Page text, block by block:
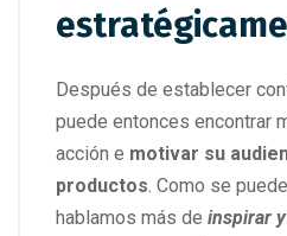
Después de establecer
puede entonces encontrar
acción e motivar su
productos . Como se
hablamos más de inspirar